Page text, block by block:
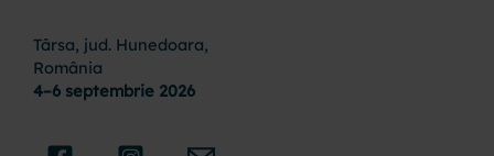
Târsa, jud. Hunedoara,
România
4–6 septembrie 2026